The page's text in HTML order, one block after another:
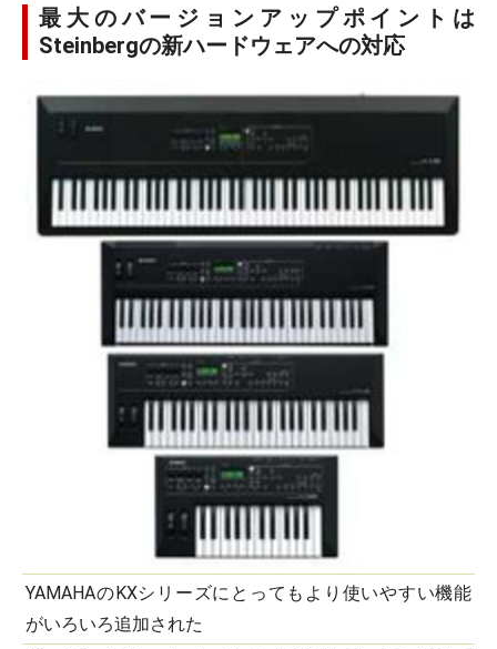
最大のバージョンアップポイントは
Steinbergの新ハードウェアへの対応
YAMAHAのKXシリーズにとってもより使いやすい機能
がいろいろ追加された